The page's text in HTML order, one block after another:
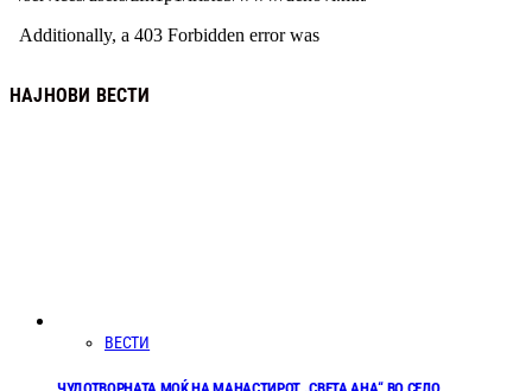
НАЈНОВИ ВЕСТИ
ВЕСТИ